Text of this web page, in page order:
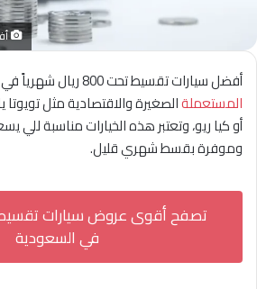
أفضل سيارات تقسيط تحت 800 ريال شهرياً في السعودية هي
المستعملةالصغيرة والاقتصادية مثل
أو كيا ريو، وتعتبر هذه الخيارات مناسبة للي
وموفرة بقسط شهري قليل.
في السعودية